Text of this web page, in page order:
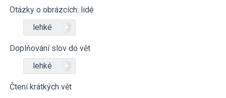
Otázky o obrázcích: lidé
lehké
Doplňování slov do vět
lehké
Čtení krátkých vět